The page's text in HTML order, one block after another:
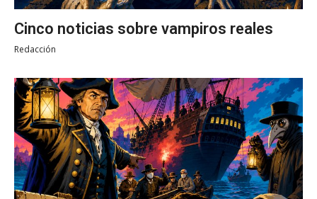
Cinco noticias sobre vampiros reales
Redacción